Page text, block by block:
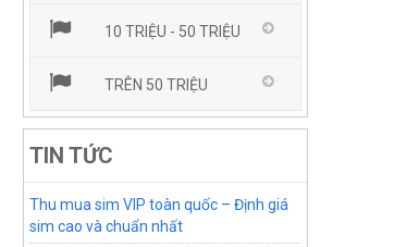
10 TRIỆU - 50 TRIỆU
TRÊN 50 TRIỆU
TIN TỨC
Thu mua sim VIP toàn quốc – Định giá
sim cao và chuẩn nhất